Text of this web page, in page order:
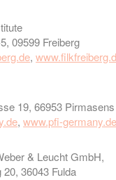
09599 Freiberg
,
19, 66953 Pirmasens
,www.pfi-germany.de
& Leucht GmbH,
36043 Fulda